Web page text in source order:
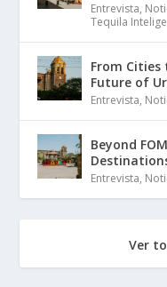
Entrevista,
Tequila
From
Future of
Entrevista,
Beyond
Entrevista,
Ver